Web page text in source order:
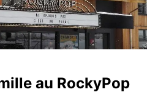
au RockyPop